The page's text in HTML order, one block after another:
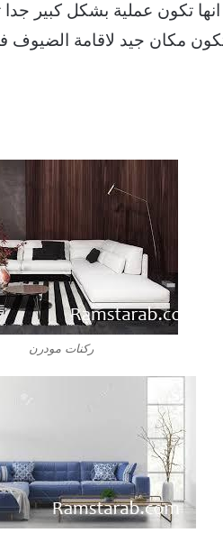
تكون عملية بشكل كبير جدا
تكون مكان جيد لاقامة الضيوف
ركنات مودرن